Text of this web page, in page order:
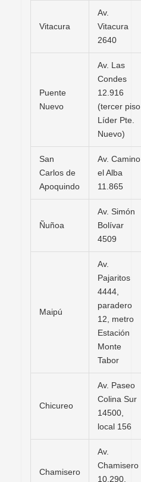
Vitacura
Av.
Vitacura
2640
Puente
Nuevo
Av. Las
Condes
12.916
(tercer piso
Líder Pte.
Nuevo)
San
Carlos de
Apoquindo
Av. Camino
el Alba
11.865
Ñuñoa
Av. Simón
Bolívar
4509
Maipú
Av.
Pajaritos
4444,
paradero
12, metro
Estación
Monte
Tabor
Chicureo
Av. Paseo
Colina Sur
14500,
local 156
Chamisero
Av.
Chamisero
10.290,